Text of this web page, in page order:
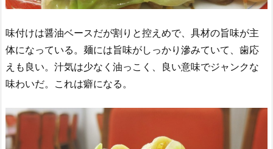
味付けは醤油ベースだが割りと控えめで、具材の旨味が主
体になっている。麺には旨味がしっかり滲みていて、歯応
えも良い。汁気は少なく油っこく、良い意味でジャンクな
味わいだ。これは癖になる。